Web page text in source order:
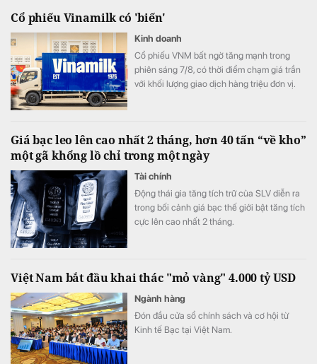
Cổ phiếu Vinamilk có 'biến'
Kinh doanh
Cổ phiếu VNM bất ngờ tăng mạnh trong
phiên sáng 7/8, có thời điểm chạm giá trần
với khối lượng giao dịch hàng triệu đơn vị.
Giá bạc leo lên cao nhất 2 tháng, hơn 40 tấn “về kho”
một gã khổng lồ chỉ trong một ngày
Tài chính
Động thái gia tăng tích trữ của SLV diễn ra
trong bối cảnh giá bạc thế giới bật tăng tích
cực lên cao nhất 2 tháng.
Việt Nam bắt đầu khai thác "mỏ vàng" 4.000 tỷ USD
Ngành hàng
Đón đầu cửa sổ chính sách và cơ hội từ
Kinh tế Bạc tại Việt Nam.